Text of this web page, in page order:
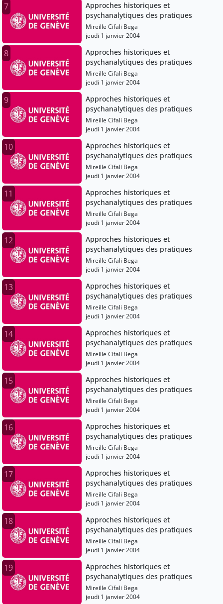
7
Approches historiques et
psychanalytiques des pratiques
Mireille Cifali Bega
jeudi 1 janvier 2004
8
Approches historiques et
psychanalytiques des pratiques
Mireille Cifali Bega
jeudi 1 janvier 2004
9
Approches historiques et
psychanalytiques des pratiques
Mireille Cifali Bega
jeudi 1 janvier 2004
10
Approches historiques et
psychanalytiques des pratiques
Mireille Cifali Bega
jeudi 1 janvier 2004
11
Approches historiques et
psychanalytiques des pratiques
Mireille Cifali Bega
jeudi 1 janvier 2004
12
Approches historiques et
psychanalytiques des pratiques
Mireille Cifali Bega
jeudi 1 janvier 2004
13
Approches historiques et
psychanalytiques des pratiques
Mireille Cifali Bega
jeudi 1 janvier 2004
14
Approches historiques et
psychanalytiques des pratiques
Mireille Cifali Bega
jeudi 1 janvier 2004
15
Approches historiques et
psychanalytiques des pratiques
Mireille Cifali Bega
jeudi 1 janvier 2004
16
Approches historiques et
psychanalytiques des pratiques
Mireille Cifali Bega
jeudi 1 janvier 2004
17
Approches historiques et
psychanalytiques des pratiques
Mireille Cifali Bega
jeudi 1 janvier 2004
18
Approches historiques et
psychanalytiques des pratiques
Mireille Cifali Bega
jeudi 1 janvier 2004
19
Approches historiques et
psychanalytiques des pratiques
Mireille Cifali Bega
jeudi 1 janvier 2004